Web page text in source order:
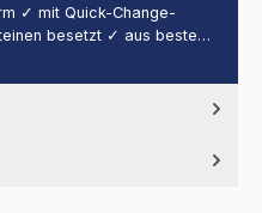
✓ mit Quick-Change-
besetzt ✓ aus beste…